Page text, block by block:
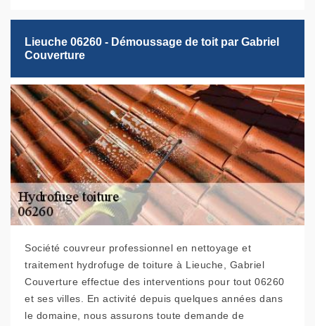
Lieuche 06260 - Démoussage de toit par Gabriel
Couverture
Société couvreur professionnel en nettoyage et
traitement hydrofuge de toiture à Lieuche, Gabriel
Couverture effectue des interventions pour tout 06260
et ses villes. En activité depuis quelques années dans
le domaine, nous assurons toute demande de